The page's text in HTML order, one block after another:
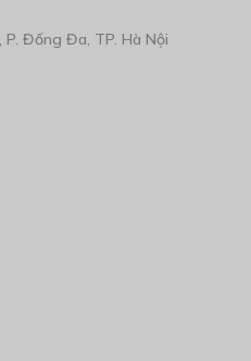
Đống Đa, TP. Hà Nội